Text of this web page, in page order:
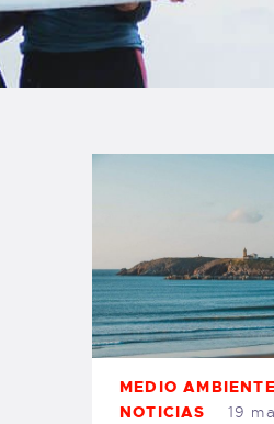
TIENDA FAMILY
WEBCAM SALINAS
PEDIDOS
MEDIO AMBIENTE
NOTICIAS
19